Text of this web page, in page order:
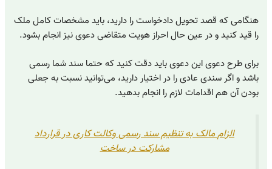
هنگامی که قصد تحویل دادخواست را دارید، باید مشخصات کامل ملک
را قید کنید و در عین حال احراز هویت متقاضی دعوی نیز انجام بشود.
برای طرح دعوی این دعوی باید دقت کنید که حتما سند شما رسمی
باشد و اگر سندی عادی را در اختیار دارید، می‌توانید نسبت به جعلی
بودن آن هم اقدامات لازم را انجام بدهید.
الزام مالک به تنظیم سند رسمی وکالت کاری در قرارداد
مشارکت در ساخت